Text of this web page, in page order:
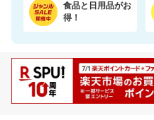
食品と日用品がお
得！